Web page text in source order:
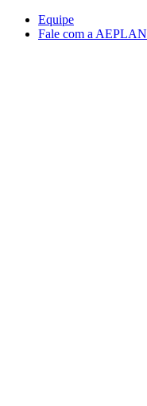
Conteúdo principal
Equipe
Fale com a AEPLAN